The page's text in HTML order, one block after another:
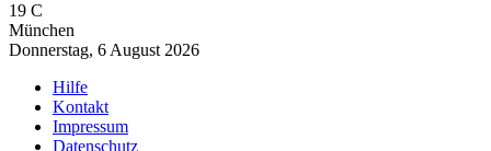
19 C
München
Donnerstag, 6 August 2026
Hilfe
Kontakt
Impressum
Datenschutz